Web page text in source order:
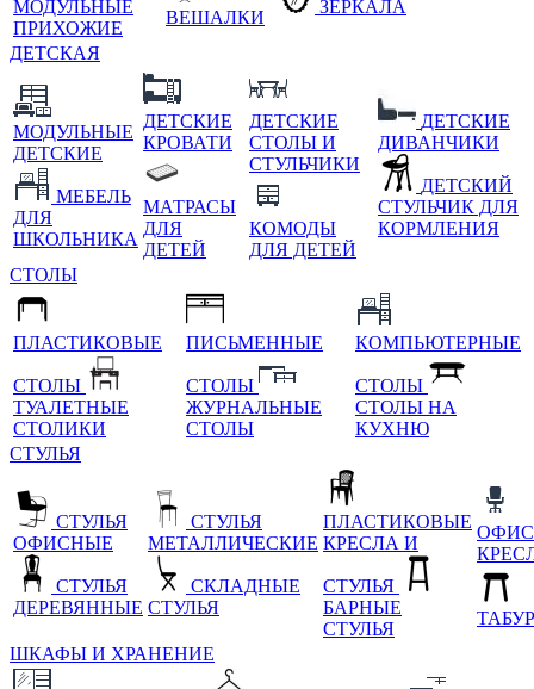
МОДУЛЬНЫЕ
ПРИХОЖИЕ
ВЕШАЛКИ
ЗЕРКАЛА
ДЕТСКАЯ
МОДУЛЬНЫЕ
ДЕТСКИЕ
МЕБЕЛЬ
ДЛЯ
ШКОЛЬНИКА
ДЕТСКИЕ
КРОВАТИ
МАТРАСЫ
ДЛЯ
ДЕТЕЙ
ДЕТСКИЕ
СТОЛЫ И
СТУЛЬЧИКИ
КОМОДЫ
ДЛЯ ДЕТЕЙ
ДЕТСКИЕ
ДИВАНЧИКИ
ДЕТСКИЙ
СТУЛЬЧИК ДЛЯ
КОРМЛЕНИЯ
СТОЛЫ
ПЛАСТИКОВЫЕ
СТОЛЫ
ТУАЛЕТНЫЕ
СТОЛИКИ
ПИСЬМЕННЫЕ
СТОЛЫ
ЖУРНАЛЬНЫЕ
СТОЛЫ
КОМПЬЮТЕРНЫЕ
СТОЛЫ
СТОЛЫ НА
КУХНЮ
СТУЛЬЯ
СТУЛЬЯ
ОФИСНЫЕ
СТУЛЬЯ
ДЕРЕВЯННЫЕ
СТУЛЬЯ
МЕТАЛЛИЧЕСКИЕ
СКЛАДНЫЕ
СТУЛЬЯ
ПЛАСТИКОВЫЕ
КРЕСЛА И
СТУЛЬЯ
БАРНЫЕ
СТУЛЬЯ
ШКАФЫ И ХРАНЕНИЕ